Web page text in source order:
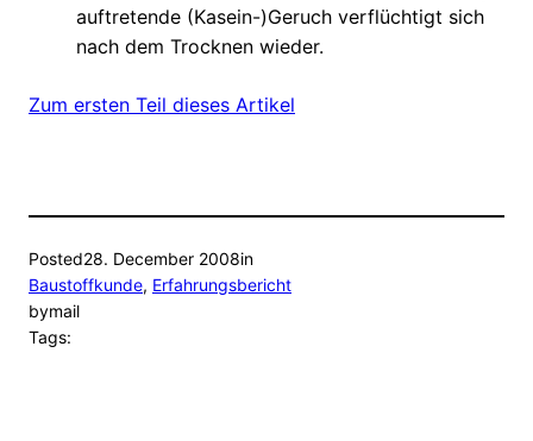
auftretende (Kasein-)Geruch verflüchtigt sich
nach dem Trocknen wieder.
Zum ersten Teil dieses Artikel
Posted28. December 2008in
Baustoffkunde, Erfahrungsbericht
bymail
Tags: